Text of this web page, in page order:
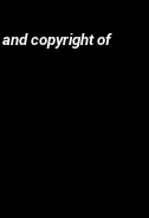
copyright of